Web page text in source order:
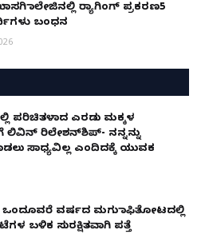
ಕಾಲೇಜಿನಲ್ಲಿ ರ‌್ಯಾಗಿಂಗ್ ಪ್ರಕರಣ5
ಬಂಧನ
ಪರಿಚಿತಳಾದ ಎರಡು ಮಕ್ಕಳ
ರಿಲೇಶನ್​ಶಿಪ್- ನನ್ನನ್ನು
ಸಾಧ್ಯವಿಲ್ಲ ಎಂದಿದಕ್ಕೆ ಯುವಕ
ಒಂದೂವರೆ ವರ್ಷದ ಮಗು ಕಾಫಿತೋಟದಲ್ಲಿ
ಬಳಿಕ ಸುರಕ್ಷಿತವಾಗಿ ಪತ್ತೆ